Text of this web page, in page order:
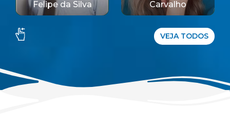
Felipe da Silva
Carvalho
VEJA TODOS